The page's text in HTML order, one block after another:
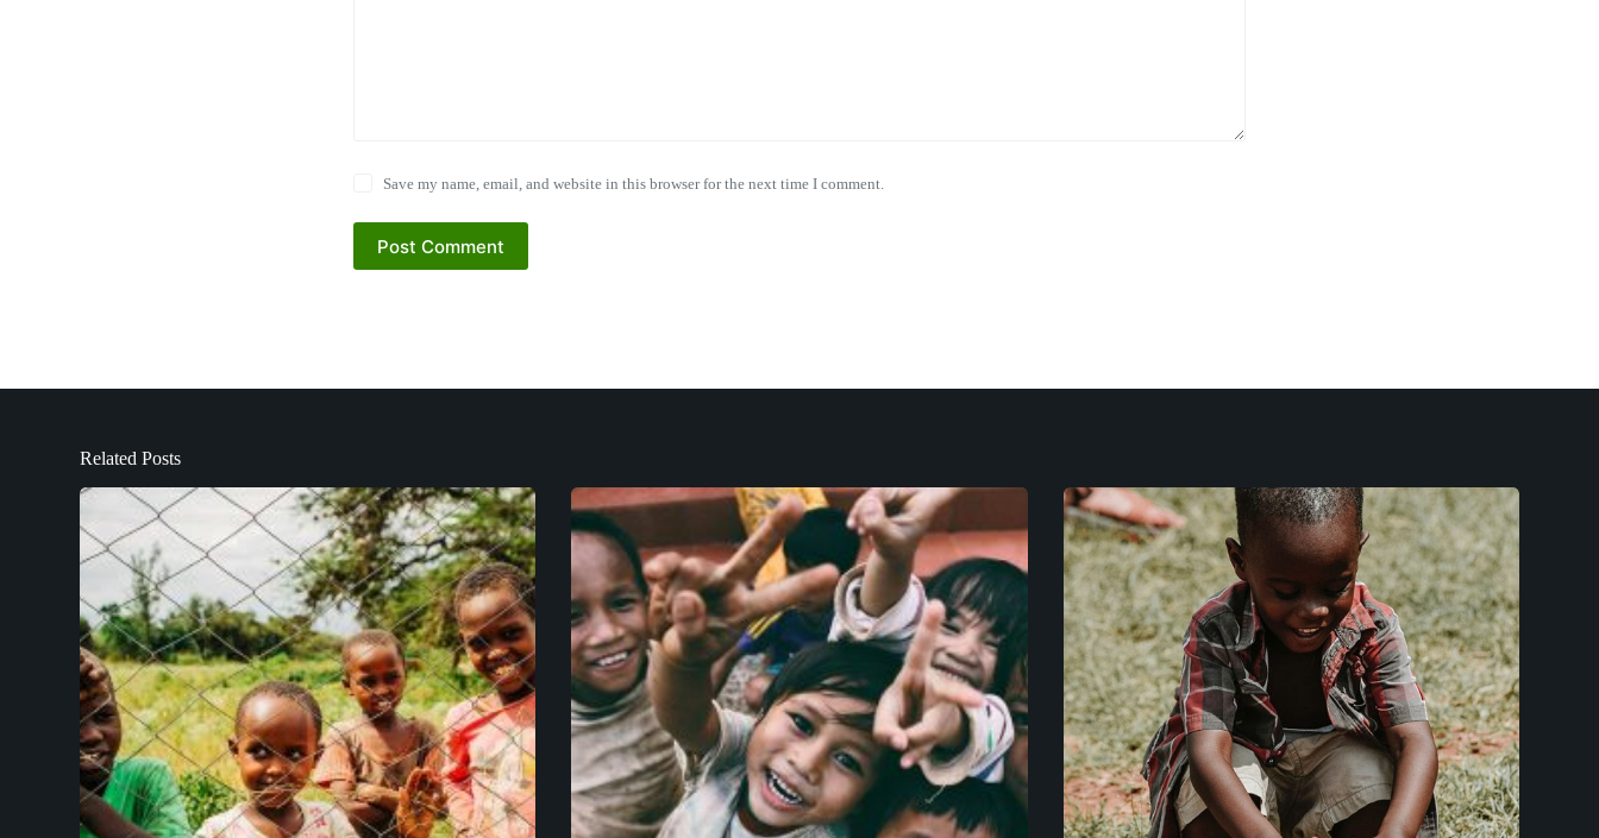
Save my name, email, and website in this browser for the next time I comment.
Post Comment
Related Posts